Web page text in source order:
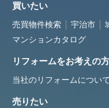
買いたい
売買物件検索 宇治市
マンションカタログ
リフォームをお考えの方
当社のリフォームについて
売りたい